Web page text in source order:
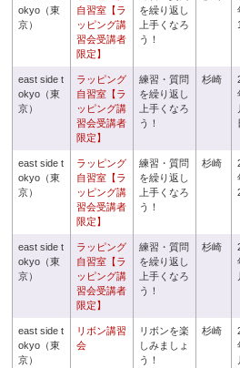
okyo（東
京）
自習室【ラ
ッピング講
習会受講者
限定】
を繰り返し
上手くなろ
う！
east side t
okyo（東
京）
ラッピング
自習室【ラ
ッピング講
習会受講者
限定】
練習・質問
を繰り返し
上手くなろ
う！
杉崎
east side t
okyo（東
京）
ラッピング
自習室【ラ
ッピング講
習会受講者
限定】
練習・質問
を繰り返し
上手くなろ
う！
杉崎
east side t
okyo（東
京）
ラッピング
自習室【ラ
ッピング講
習会受講者
限定】
練習・質問
を繰り返し
上手くなろ
う！
杉崎
east side t
okyo（東
京）
リボン講習
会
リボンを楽
しみましょ
う！
杉崎